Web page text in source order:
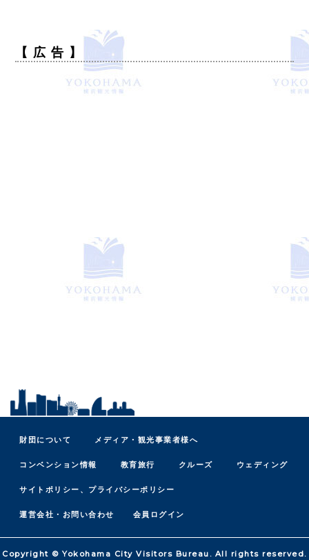
【 広 告 】
財団について メディア・観光事業者様へ
コンベンション情報 教育旅行 クルーズ ウェディング
サイトポリシー、プライバシーポリシー
運営会社・お問い合わせ 会員ログイン
Copyright © Yokohama City Visitors Bureau. All rights reserved.